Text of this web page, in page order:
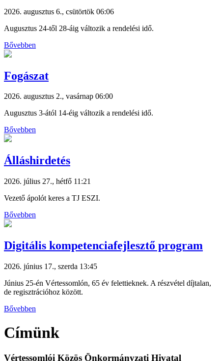
2026. augusztus 6., csütörtök 06:06
Augusztus 24-től 28-áig változik a rendelési idő.
Bővebben
Fogászat
2026. augusztus 2., vasárnap 06:00
Augusztus 3-ától 14-éig változik a rendelési idő.
Bővebben
Álláshirdetés
2026. július 27., hétfő 11:21
Vezető ápolót keres a TJ ESZI.
Bővebben
Digitális kompetenciafejlesztő program
2026. június 17., szerda 13:45
Június 25-én Vértessomlón, 65 év felettieknek. A részvétel díjtalan,
de regisztrációhoz között.
Bővebben
Címünk
Vértessomlói Közös Önkormányzati Hivatal